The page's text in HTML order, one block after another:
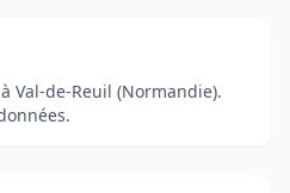
Val-de-Reuil (Normandie).